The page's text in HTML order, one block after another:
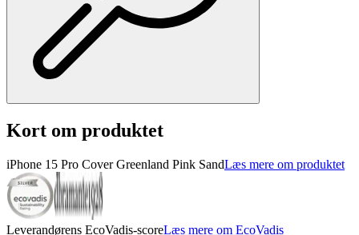
Kort om produktet
iPhone 15 Pro Cover Greenland Pink SandLæs mere om produktet
Leverandørens EcoVadis-scoreLæs mere om EcoVadis